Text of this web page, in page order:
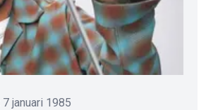
7 januari 1985